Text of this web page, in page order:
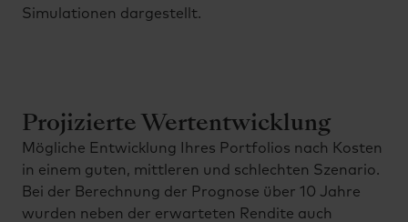
Simulationen dargestellt.
Projizierte Wertentwicklung
Mögliche Entwicklung Ihres Portfolios nach Kosten
in einem guten, mittleren und schlechten Szenario.
Bei der Berechnung der Prognose über 10 Jahre
wurden neben der erwarteten Rendite auch